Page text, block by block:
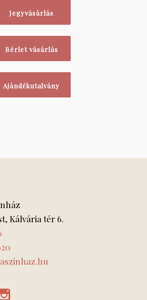
Jegyvásárlás
Bérlet vásárlás
Ajándékutalvány
Kálvária tér 6.